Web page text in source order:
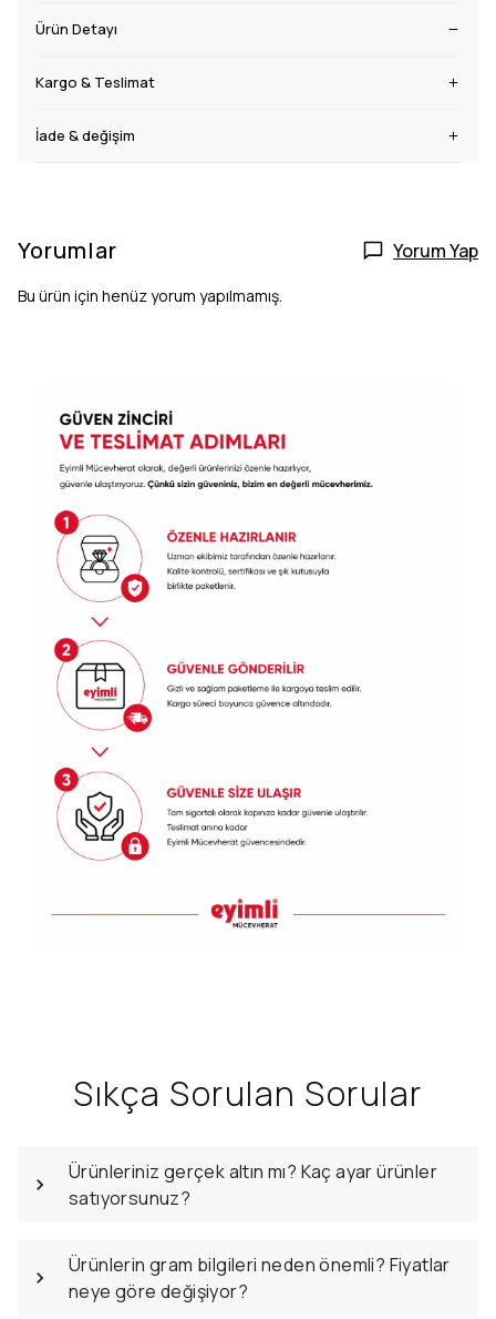
Ürün Detayı
Kargo & Teslimat
İade & değişim
Yorumlar Yorum Yap
Bu ürün için henüz yorum yapılmamış.
Sıkça Sorulan Sorular
Ürünleriniz gerçek altın mı? Kaç ayar ürünler
satıyorsunuz?
Ürünlerin gram bilgileri neden önemli? Fiyatlar
neye göre değişiyor?